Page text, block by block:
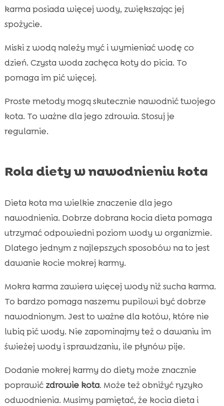
karma posiada więcej wody, zwiększając jej
spożycie.
Miski z wodą należy myć i wymieniać wodę co
dzień. Czysta woda zachęca koty do picia. To
pomaga im pić więcej.
Proste metody mogą skutecznie nawodnić twojego
kota. To ważne dla jego zdrowia. Stosuj je
regularnie.
Rola diety w nawodnieniu kota
Dieta kota ma wielkie znaczenie dla jego
nawodnienia. Dobrze dobrana kocia dieta pomaga
utrzymać odpowiedni poziom wody w organizmie.
Dlatego jednym z najlepszych sposobów na to jest
dawanie kocie mokrej karmy.
Mokra karma zawiera więcej wody niż sucha karma.
To bardzo pomaga naszemu pupilowi być dobrze
nawodnionym. Jest to ważne dla kotów, które nie
lubią pić wody. Nie zapominajmy też o dawaniu im
świeżej wody i sprawdzaniu, ile płynów pije.
Dodanie mokrej karmy do diety może znacznie
poprawić zdrowie kota. Może też obniżyć ryzyko
odwodnienia. Musimy pamiętać, że kocia dieta i